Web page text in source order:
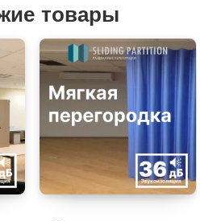
товары